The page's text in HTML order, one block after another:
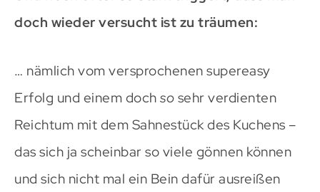
doch wieder versucht ist zu träumen:
… nämlich vom versprochenen supereasy
Erfolg und einem doch so sehr verdienten
Reichtum mit dem Sahnestück des Kuchens –
das sich ja scheinbar so viele gönnen können
und sich nicht mal ein Bein dafür ausreißen